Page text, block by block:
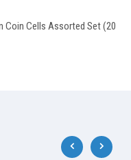
Coin Cells Assorted Set (20